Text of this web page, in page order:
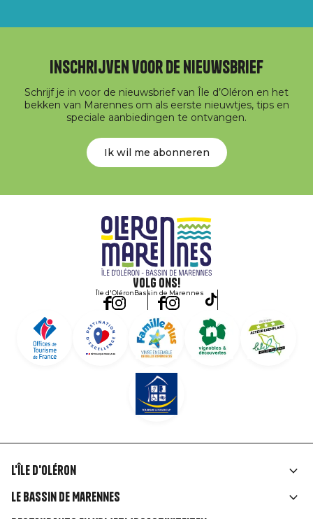
Inschrijven voor de nieuwsbrief
Schrijf je in voor de nieuwsbrief van Île d’Oléron en het
bekken van Marennes om als eerste nieuwtjes, tips en
speciale aanbiedingen te ontvangen.
Ik wil me abonneren
Volg ons!
Île d'OléronBassin de Marennes
Liens
rubriques
L'île d'Oléron
Le Bassin de Marennes